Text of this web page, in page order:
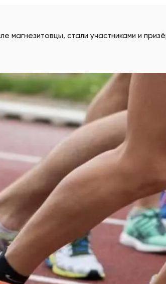
магнезитовцы, стали участниками и
и объединили любителей бега из